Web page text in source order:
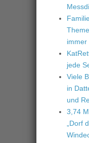
immer
jede
Viele
in
und
3,74
„Dorf